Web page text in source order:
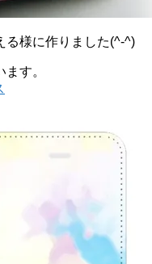
る様に作りました(^-^)
す。